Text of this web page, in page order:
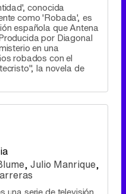
conocida
como 'Robada', es
española que Antena
por Diagonal
en una
robados con el
la novela de
, Julio Manrique,